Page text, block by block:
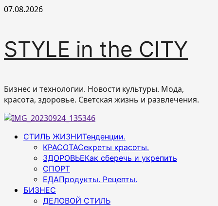
Перейти
07.08.2026
STYLE in the CITY
Бизнес и технологии. Новости культуры. Мода,
красота, здоровье. Светская жизнь и развлечения.
Основное
СТИЛЬ ЖИЗНИТенденции.
КРАСОТАСекреты красоты.
ЗДОРОВЬЕКак сберечь и укрепить
СПОРТ
ЕДАПродукты. Рецепты.
БИЗНЕС
ДЕЛОВОЙ СТИЛЬ